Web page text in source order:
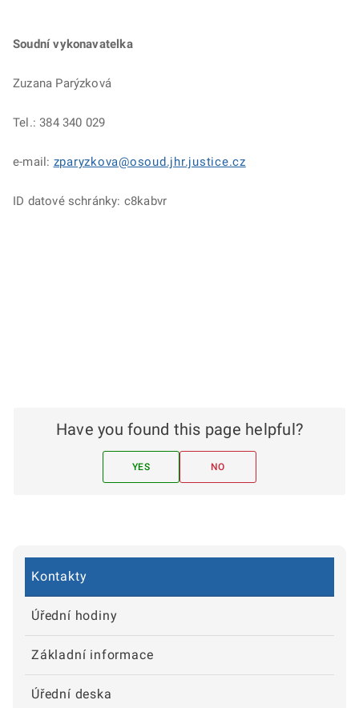
Kontakty
Úřední hodiny
Základní informace
Úřední deska
Soudní vykonavatelka
Zuzana Parýzková
Tel.: 384 340 029
e-mail: zparyzkova@osoud.jhr.justice.cz
ID datové schránky: c8kabvr
Have you found this page helpful?
YES NO